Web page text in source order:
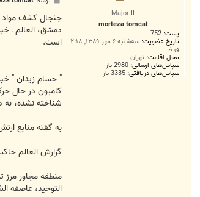
Major II
morteza tomcat
پست: 752
تاریخ عضویت: سه‌شنبه ۶ مهر ۱۳۸۹, ۲:۱۸
ق.ظ
محل اقامت: تهران
سپاس‌های ارسالی: 2980 بار
سپاس‌های دریافتی: 3335 بار
ت
جنجال کشف مواد
دمشق، العالم ـ
است.
" حسام زیدان "
کامیون در حال
شناخته نشده،
به گفته منابع
گزارش العالم
منطقه مجاور مرز
التوحید، عاصفه